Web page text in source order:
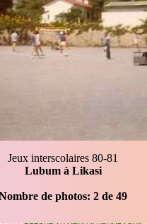
Jeux interscolaires 80-81
Lubum à Likasi
de photos: 3 de 49